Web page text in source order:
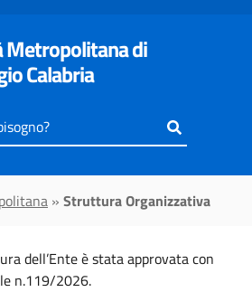
Metropolitana di
Calabria
» Struttura Organizzativa
dell’Ente è stata approvata con
n.119/2026.